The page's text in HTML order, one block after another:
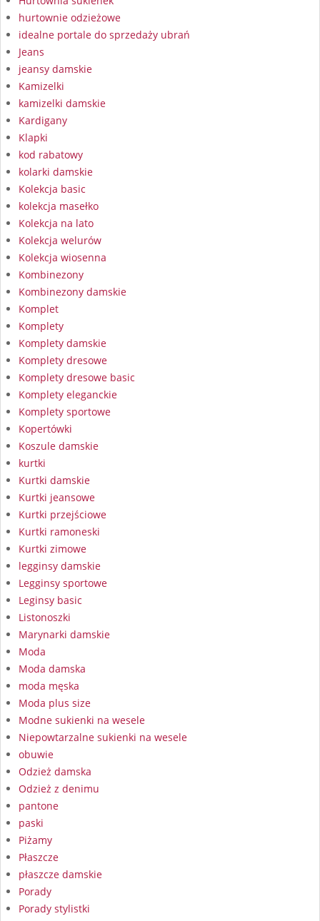
hurtownie odzieżowe
idealne portale do sprzedaży ubrań
Jeans
jeansy damskie
Kamizelki
kamizelki damskie
Kardigany
Klapki
kod rabatowy
kolarki damskie
Kolekcja basic
kolekcja masełko
Kolekcja na lato
Kolekcja welurów
Kolekcja wiosenna
Kombinezony
Kombinezony damskie
Komplet
Komplety
Komplety damskie
Komplety dresowe
Komplety dresowe basic
Komplety eleganckie
Komplety sportowe
Kopertówki
Koszule damskie
kurtki
Kurtki damskie
Kurtki jeansowe
Kurtki przejściowe
Kurtki ramoneski
Kurtki zimowe
legginsy damskie
Legginsy sportowe
Leginsy basic
Listonoszki
Marynarki damskie
Moda
Moda damska
moda męska
Moda plus size
Modne sukienki na wesele
Niepowtarzalne sukienki na wesele
obuwie
Odzież damska
Odzież z denimu
pantone
paski
Piżamy
Płaszcze
płaszcze damskie
Porady
Porady stylistki